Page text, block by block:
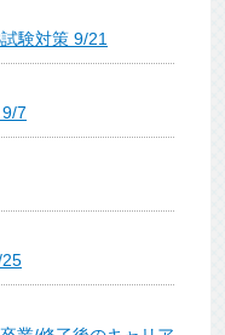
験対策 9/21
7
25